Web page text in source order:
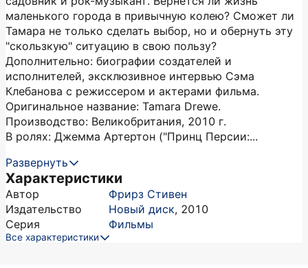
маленького города в привычную колею? Сможет ли
Тамара не только сделать выбор, но и обернуть эту
"скользкую" ситуацию в свою пользу?
Дополнительно: биографии создателей и
исполнителей, эксклюзивное интервью Сэма
Клебанова с режиссером и актерами фильма.
Оригинальное название: Tamara Drewe.
Производство: Великобритания, 2010 г.
В ролях: Джемма Артертон ("Принц Персии:...
Развернуть
Характеристики
Автор
Фрирз Стивен
Издательство
Новый диск, 2010
Серия
Фильмы
Все характеристики